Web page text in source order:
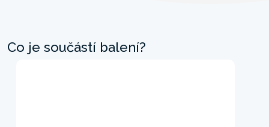
Co je součástí balení?